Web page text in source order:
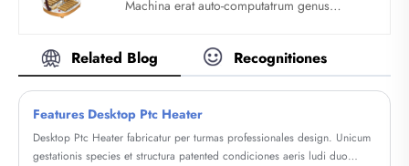
Machina erat auto-computatrum genus
promoveat sanguinem circulationem,
metabolismi improves, tabem contactis
labore et aequabis meridianorum.
Related Blog Recognitiones
Features Desktop Ptc Heater
Desktop Ptc Heater fabricatur per turmas professionales design. Unicum
gestationis species et structura patented condiciones aeris ludi duo